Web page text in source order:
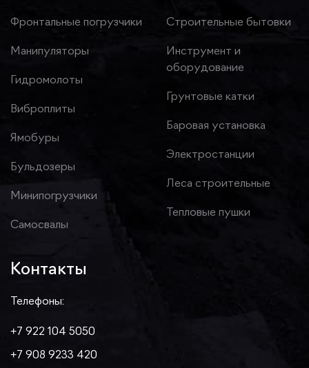
Фронтальные погрузчики
Манипуляторы
Гидромолоты
Виброплиты
Ямобуры
Бульдозеры
Минипогрузчики
Самосвалы
Строительные бытовки
Инструмент и
оборудование
Грунтовые катки
Баровая установка
Электростанции
Леса строительные
Тепловые пушки
Контакты
Телефоны:
+7 922 104 5050
+7 908 9233 420